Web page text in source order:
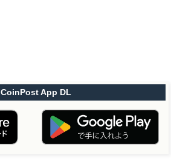
CoinPost App DL